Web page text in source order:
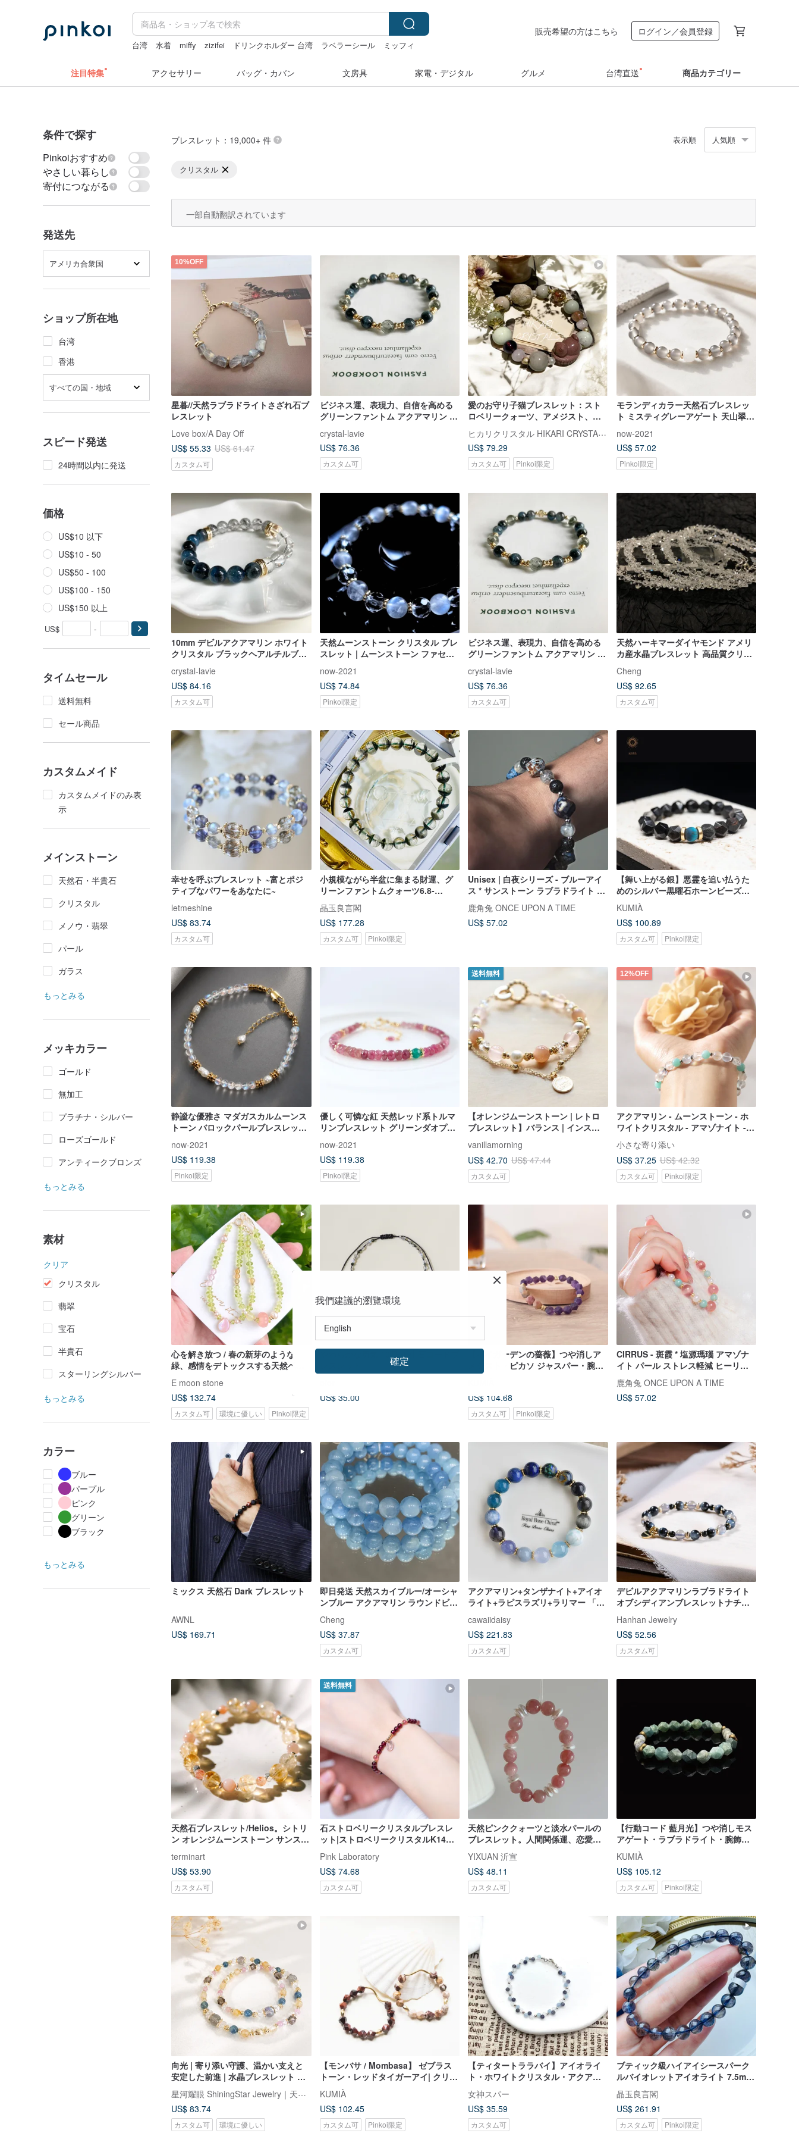
台湾 水着 miffy zizifei ドリンクホルダー 台湾 ラベラーシール
ミッフィ
販売希望の方はこちら ログイン／会員登録
注目特集 アクセサリー バッグ・カバン 文房具 家電・デジタル グルメ 台湾直送 商品カテゴリー
条件で探す
Pinkoiおすすめ
やさしい暮らし
寄付につながる
発送先
アメリカ合衆国
ショップ所在地
台湾
香港
すべての国・地域
スピード発送
24時間以内に発送
価格
US$10 以下
US$10 - 50
US$50 - 100
US$100 - 150
US$150 以上
US$ -
タイムセール
送料無料
セール商品
カスタムメイド
カスタムメイドのみ表
示
メインストーン
天然石・半貴石
クリスタル
メノウ・翡翠
パール
ガラス
もっとみる
メッキカラー
ゴールド
無加工
プラチナ・シルバー
ローズゴールド
アンティークブロンズ
もっとみる
素材
クリア
クリスタル
翡翠
宝石
半貴石
スターリングシルバー
もっとみる
カラー
ブルー
パープル
ピンク
グリーン
ブラック
もっとみる
ブレスレット ：19,000+ 件 表示順 人気順
クリスタル
一部自動翻訳されています
10%OFF
星暮//天然ラブラドライトさざれ石ブ
レスレット
Love box/A Day Off
US$ 55.33 US$ 61.47
カスタム可
ビジネス運、表現力、自信を高める
グリーンファントム アクアマリン ク
crystal-lavie
US$ 76.36
カスタム可
愛のお守り子猫ブレスレット：スト
ロベリークォーツ、アメジスト、ク
天然石ブレスレット
ヒカリクリスタル HIKARI CRYSTALS
US$ 79.29
カスタム可 Pinkoi限定
モランディカラー天然石ブレスレッ
ト ミスティグレーアゲート 天山翠玉
セサリー
now-2021
US$ 57.02
Pinkoi限定
10mm デビルアクアマリン ホワイト
クリスタル ブラックヘアルチルブレ
ダーシップ能力を高める
crystal-lavie
US$ 84.16
カスタム可
天然ムーンストーン クリスタル ブレ
スレット | ムーンストーン ファセッ
ップ 感情安定 ヒーリング系
now-2021
US$ 74.84
Pinkoi限定
ビジネス運、表現力、自信を高める
グリーンファントム アクアマリン ク
crystal-lavie
US$ 76.36
カスタム可
天然ハーキマーダイヤモンド アメリ
カ産水晶ブレスレット 高品質クリア
Cheng
US$ 92.65
カスタム可
幸せを呼ぶブレスレット ~富とポジ
ティブなパワーをあなたに~
letmeshine
US$ 83.74
カスタム可
小規模ながら半盆に集まる財運、グ
リーンファントムクォーツ6.8-
7.8mm 14.35g。正財運、仕事運、良
縁、商売繁盛を願う方に。
晶玉良言閣
US$ 177.28
カスタム可 Pinkoi限定
Unisex | 白夜シリーズ - ブルーアイ
ス * サンストーン ラブラドライト 火
山岩 平穏 叡智
鹿角兔 ONCE UPON A TIME
US$ 57.02
【舞い上がる銀】悪霊を追い払うた
めのシルバー黒曜石ホーンビーズブ
レスレット
KUMIÀ
US$ 100.89
カスタム可 Pinkoi限定
静謐な優雅さ マダガスカルムーンス
トーン バロックパールブレスレット
天然水晶
now-2021
US$ 119.38
Pinkoi限定
優しく可憐な紅 天然レッド系トルマ
リンブレスレット グリーンダオプサ
の魅力
now-2021
US$ 119.38
Pinkoi限定
送料無料
【オレンジムーンストーン | レトロ
ブレスレット】バランス | インスピ
レーション | 恋愛 | 魅力アップ | 自信
vanillamorning
US$ 42.70 US$ 47.44
カスタム可
12%OFF
アクアマリン - ムーンストーン - ホ
ワイトクリスタル - アマゾナイト -
クローバー-クリスタルブレスレット
小さな寄り添い
US$ 37.25 US$ 42.32
カスタム可 Pinkoi限定
心を解き放つ / 春の新芽のような
緑、感情をデトックスする天然ペリ
不揃いなブレスレット
E moon stone
US$ 132.74
カスタム可 環境に優しい Pinkoi限定
やわらかな勇気 10月 誕生石コードブ
US$ 35.00
【ハイガーデンの薔薇】つや消しア
メジスト・ピカソ ジャスパー・腕
飾。知恵・インスピレーション・楽
US$ 104.68
カスタム可 Pinkoi限定
CIRRUS - 斑霞 * 塩源瑪瑙 アマゾナ
イト パール ストレス軽減 ヒーリン
グ 自信 希望 ブレスレット
鹿角兔 ONCE UPON A TIME
US$ 57.02
ミックス 天然石 Dark ブレスレット
AWNL
US$ 169.71
即日発送 天然スカイブルー/オーシャ
ンブルー アクアマリン ラウンドビー
ズブレスレット パワーストーン
Cheng
US$ 37.87
カスタム可
アクアマリン+タンザナイト+アイオ
ライト+ラピスラズリ+ラリマー 「十
全大補ブルー系クリスタルブレスレ
ット」
cawaiidaisy
US$ 221.83
カスタム可
デビルアクアマリンラブラドライト
オブシディアンブレスレットナチュ
ラルオレクリスタル
Hanhan Jewelry
US$ 52.56
カスタム可
天然石ブレスレット/Helios。シトリ
ン オレンジムーンストーン サンスト
terminart
US$ 53.90
カスタム可
送料無料
石ストロベリークリスタルブレスレ
ット|ストロベリークリスタルK14ゴ
ールドブレスレットナチュラルスト
ーンクリスタルカスタマイズギフト
Pink Laboratory
US$ 74.68
カスタム可
天然ピンククォーツと淡水パールの
ブレスレット。人間関係運、恋愛運
アップに。ギフト、森ガール系。
YIXUAN 沂宣
US$ 48.11
カスタム可
【行動コード 藍月光】つや消しモス
アゲート・ラブラドライト・腕飾。
睡眠の質・バランス・元気
KUMIÀ
US$ 105.12
カスタム可 Pinkoi限定
向光 | 寄り添い守護、温かい支えと
安定した前進 | 水晶ブレスレット 誕
生日プレゼント
星河耀眼 ShiningStar Jewelry｜天然石アクセサリー
US$ 83.74
カスタム可 環境に優しい
【モンバサ / Mombasa】 ゼブラス
トーン・レッドタイガーアイ| クリス
タルブレスレット
KUMIÀ
US$ 102.45
カスタム可 Pinkoi限定
【ティタートララバイ】アイオライ
ト・ホワイトクリスタル・アクアマ
リン 水晶ブレスレット
女神スパー
US$ 35.59
カスタム可
ブティック級ハイアイシースパーク
ルバイオレットアイオライト 7.5mm
14.85g 負の感情を解消し、不安を和
らげ、ストレスを軽減
晶玉良言閣
US$ 261.91
カスタム可 Pinkoi限定
我們建議的瀏覽環境
確定